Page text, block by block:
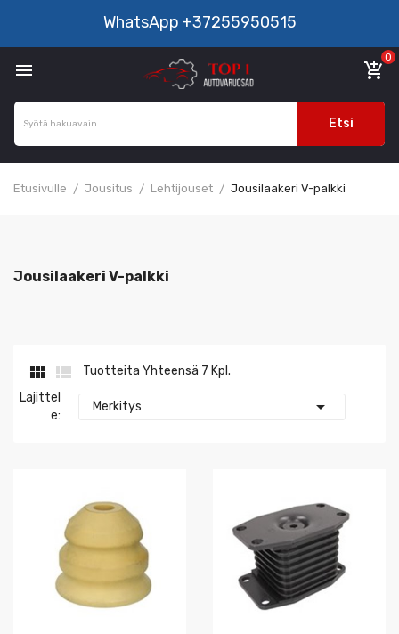
WhatsApp +37255950515
 add_shopping_cart
0
Etsi
Etusivulle Jousitus Lehtijouset Jousilaakeri V-palkki
Jousilaakeri V-palkki
 
Tuotteita Yhteensä 7 Kpl.
Lajittel
E:
Merkitys 